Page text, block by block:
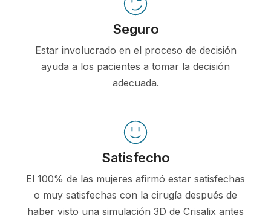
Seguro
Estar involucrado en el proceso de decisión
ayuda a los pacientes a tomar la decisión
adecuada.
Satisfecho
El 100% de las mujeres afirmó estar satisfechas
o muy satisfechas con la cirugía después de
haber visto una simulación 3D de Crisalix antes